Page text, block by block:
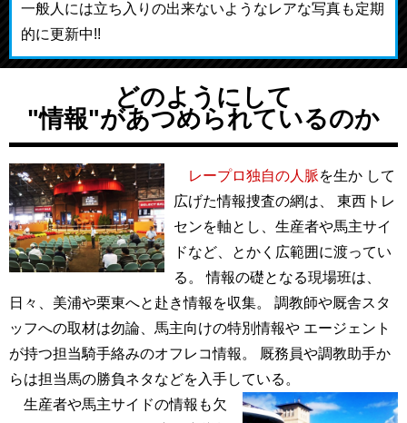
一般人には立ち入りの出来ないようなレアな写真も定期
的に更新中!!
どのようにして
"情報"があつめられているのか
レープロ独自の人脈を生か して
広げた情報捜査の網は、 東西トレ
センを軸とし、生産者や馬主サイ
ドなど、とかく広範囲に渡ってい
る。 情報の礎となる現場班は、
日々、美浦や栗東へと赴き情報を収集。 調教師や厩舎スタ
ッフへの取材は勿論、馬主向けの特別情報や エージェント
が持つ担当騎手絡みのオフレコ情報。 厩務員や調教助手か
らは担当馬の勝負ネタなどを入手している。
生産者や馬主サイドの情報も欠